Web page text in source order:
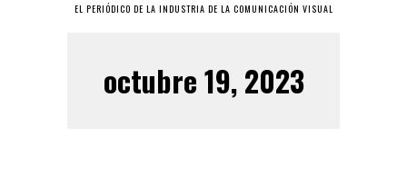
EL PERIÓDICO DE LA INDUSTRIA DE LA COMUNICACIÓN VISUAL
octubre 19, 2023